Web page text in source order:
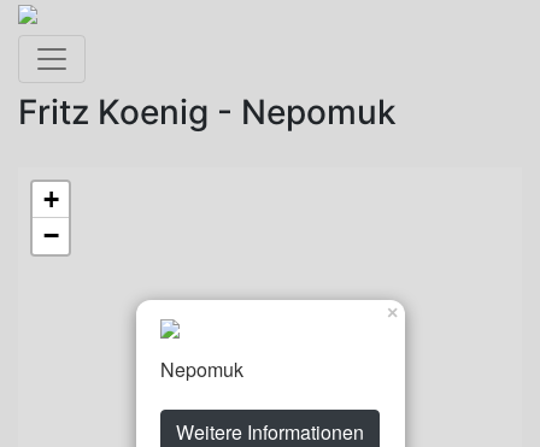
Toggle navigation
Fritz Koenig - Nepomuk
Nepomuk
Weitere Informationen
×
+
−